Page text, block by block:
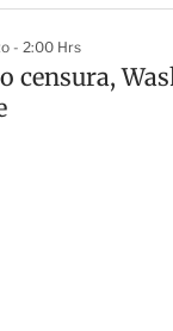
- 2:00 Hrs
censura,